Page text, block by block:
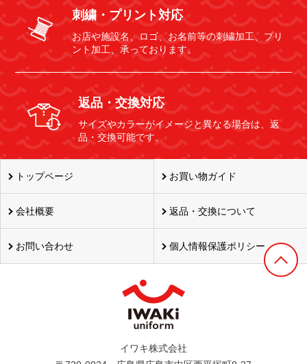
刺繍・プリント対応
お店や施設名、ロゴ、お名前等の刺繍加工、プリ
ント加工、承っております。
返品・交換対応
サイズやカラーがイメージと異なる場合は、返
品・交換可能です。
トップページ お買い物ガイド
会社概要 返品・交換について
お問い合わせ 個人情報保護ポリシー
イワキ株式会社